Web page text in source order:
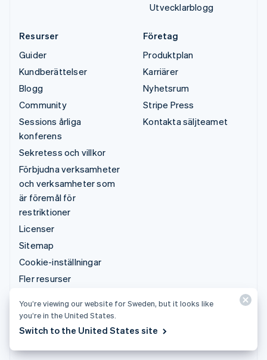
Utvecklarblogg
Resurser
Guider
Kundberättelser
Blogg
Community
Sessions årliga
konferens
Sekretess och villkor
Förbjudna verksamheter
och verksamheter som
är föremål för
restriktioner
Licenser
Sitemap
Cookie-inställningar
Fler resurser
Företag
Produktplan
Karriärer
Nyhetsrum
Stripe Press
Kontakta säljteamet
Support
Kontakta supporten
You’re viewing our website for Sweden, but it looks like
you’re in the United States.
Switch to the United States site